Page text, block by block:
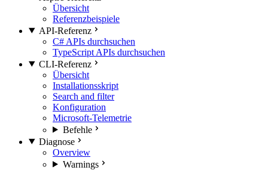
Übersicht
Referenzbeispiele
API-Referenz
C# APIs durchsuchen
TypeScript APIs durchsuchen
CLI-Referenz
Übersicht
Installationsskript
Search and filter
Konfiguration
Microsoft-Telemetrie
Befehle
Diagnose
Overview
Warnings